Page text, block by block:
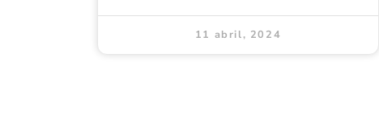
11 abril, 2024